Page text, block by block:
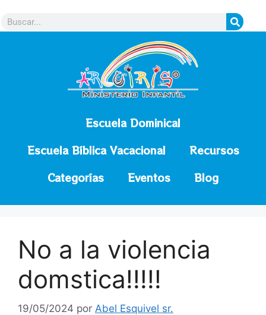
Escuela Dominical
Escuela Bíblica Vacacional
Recursos
Categorías
Eventos Blog
No a la violencia
domstica!!!!!
19/05/2024 por Abel Esquivel sr.